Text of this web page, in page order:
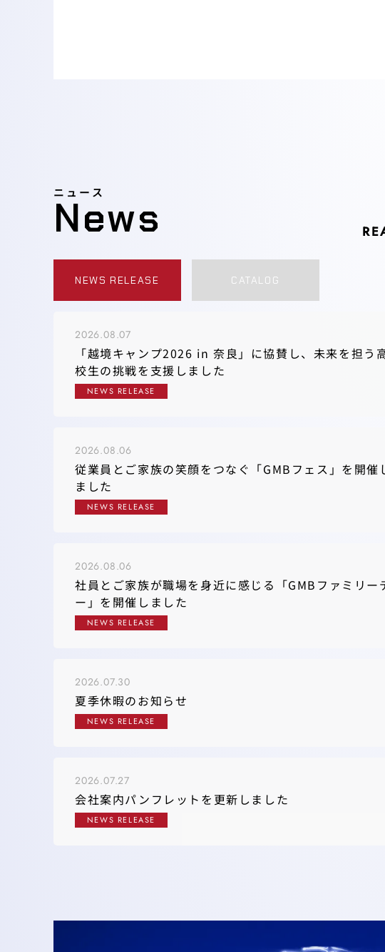
ニュース
News
NEWS RELEASE CATALOG
2026.08.07
「越境キャンプ2026 in 奈良」に協賛し、未来を担う
校生の挑戦を支援しました
NEWS RELEASE
2026.08.06
従業員とご家族の笑顔をつなぐ「GMBフェス」を開催
ました
NEWS RELEASE
2026.08.06
社員とご家族が職場を身近に感じる「GMBファミリー
ー」を開催しました
NEWS RELEASE
2026.07.30
夏季休暇のお知らせ
NEWS RELEASE
2026.07.27
会社案内パンフレットを更新しました
NEWS RELEASE